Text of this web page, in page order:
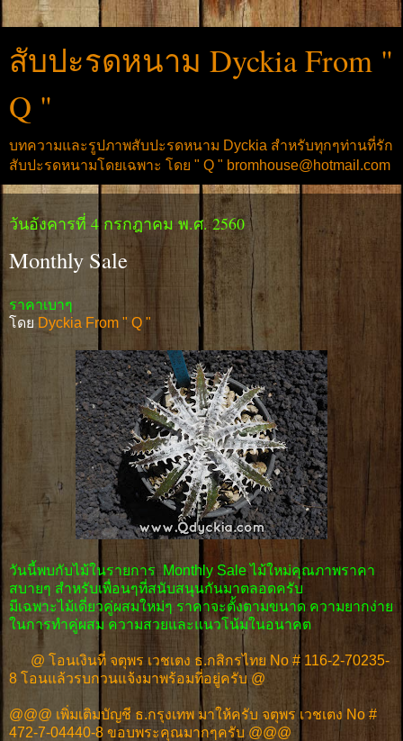
สับปะรดหนาม Dyckia From "
Q "
บทความและรูปภาพสับปะรดหนาม Dyckia สำหรับทุกๆท่านที่รัก
สับปะรดหนามโดยเฉพาะ โดย " Q " bromhouse@hotmail.com
วันอังคารที่ 4 กรกฎาคม พ.ศ. 2560
Monthly Sale
ราคาเบาๆ
โดย Dyckia From " Q "
วันนี้พบกับไม้ในรายการ Monthly Sale ไม้ใหม่คุณภาพราคา
สบายๆ สำหรับเพื่อนๆที่สนับสนุนกันมาตลอดครับ
มีเฉพาะไม้เดี่ยวคู่ผสมใหม่ๆ ราคาจะตั้งตามขนาด ความยากง่าย
ในการทำคู่ผสม ความสวยและแนวโน้มในอนาคต
@ โอนเงินที่ จตุพร เวชเตง ธ.กสิกรไทย No # 116-2-70235-
8 โอนแล้วรบกวนแจ้งมาพร้อมที่อยู่ครับ @
@@@ เพิ่มเติมบัญชี ธ.กรุงเทพ มาให้ครับ จตุพร เวชเตง No #
472-7-04440-8 ขอบพระคุณมากๆครับ @@@